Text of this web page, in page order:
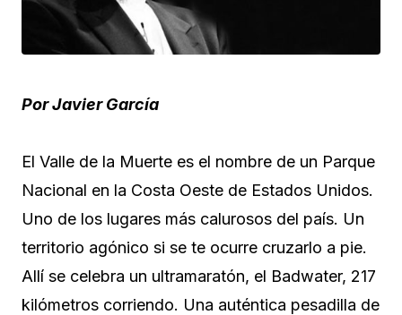
Por Javier García
El Valle de la Muerte es el nombre de un Parque
Nacional en la Costa Oeste de Estados Unidos.
Uno de los lugares más calurosos del país. Un
territorio agónico si se te ocurre cruzarlo a pie.
Allí se celebra un ultramaratón, el Badwater, 217
kilómetros corriendo. Una auténtica pesadilla de